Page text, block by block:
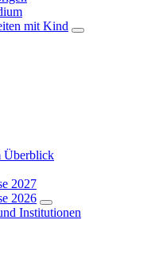
mit Kind
Überblick
2027
2026
Institutionen